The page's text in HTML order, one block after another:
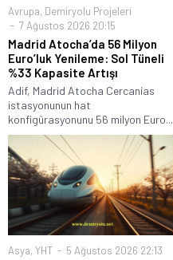
Avrupa, Demiryolu Projeleri
7 Ağustos 2026 20:15
Madrid Atocha’da 56 Milyon
Euro’luk Yenileme: Sol Tüneli
%33 Kapasite Artışı
Adif, Madrid Atocha Cercanías
istasyonunun hat
konfigürasyonunu 56 milyon Euro...
Asya, YHT 5 Ağustos 2026 22:13